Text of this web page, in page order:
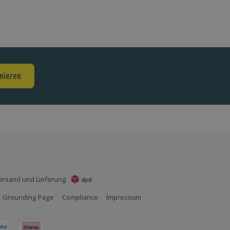
und Lieferung
Grounding Page Compliance Impressum